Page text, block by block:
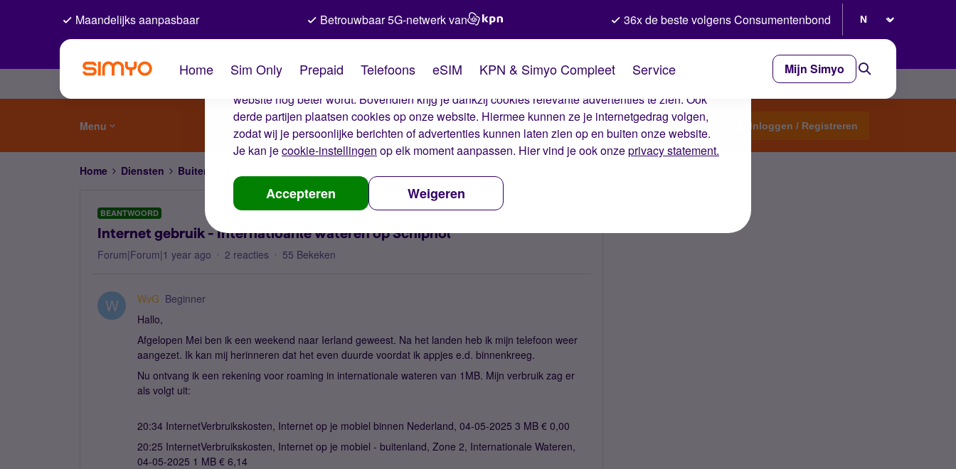
De cookies van Simyo
Wij gebruiken cookies op onze website. Met deze cookies zorgen wij ervoor dat je ervaring op de
website nog beter wordt. Bovendien krijg je dankzij cookies relevante advertenties te zien. Ook
derde partijen plaatsen cookies op onze website. Hiermee kunnen ze je internetgedrag volgen,
zodat wij je persoonlijke berichten of advertenties kunnen laten zien op en buiten onze website.
Je kan jecookie-instellingen op elk moment aanpassen. Hier vind je ook onzeprivacy statement.
Accepteren Weigeren
Maandelijks aanpasbaar Betrouwbaar 5G-netwerk van 36x de beste volgens Consumentenbond
Home Sim Only Prepaid Telefoons eSIM KPN & Simyo Compleet Service Mijn Simyo
Menu Start een topic Inloggen / Registreren
Home Diensten Buitenland
BEANTWOORD
Internet gebruik - Internatioanle wateren op Schiphol
Forum|Forum|1 year ago 2 reacties 55 Bekeken
W WvG Beginner
Hallo,
Afgelopen Mei ben ik een weekend naar Ierland geweest. Na het landen heb ik mijn telefoon weer
aangezet. Ik kan mij herinneren dat het even duurde voordat ik appjes e.d. binnenkreeg.
Nu ontvang ik een rekening voor roaming in internationale wateren van 1MB. Mijn verbruik zag er
als volgt uit:
20:34 InternetVerbruikskosten, Internet op je mobiel binnen Nederland, 04-05-2025 3 MB € 0,00
20:25 InternetVerbruikskosten, Internet op je mobiel - buitenland, Zone 2, Internationale Wateren,
04-05-2025 1 MB € 6,14